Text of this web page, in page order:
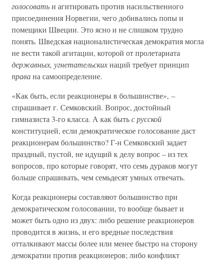
голосоватьи агитировать против насильственного
присоединения Норвегии, чего добивались попы и
помещики Швеции. Это ясно и не слишком трудно
понять. Шведская националистическая демократия могла
не вести такой агитации, которой от пролетариата
державных, угнетательскихнаций требует принцип
правана самоопределение.
«Как быть, если реакционеры в большинстве», –
спрашивает г. Семковский. Вопрос, достойный
гимназиста 3-го класса. А как бытьс русской
конституцией, если демократическое голосование даст
реакционерам большинство? Г-н Семковский задает
праздный, пустой, не идущий к делу вопрос – из тех
вопросов, про которые говорят, что семь дураков могут
больше спрашивать, чем семьдесят умных отвечать.
Когда реакционеры составляют большинство при
демократическом голосовании, то вообще бывает и
может быть одно из двух: либо решение реакционеров
проводится в жизнь, и его вредные последствия
отталкивают массы более или менее быстро на сторону
демократии против реакционеров; либо конфликт